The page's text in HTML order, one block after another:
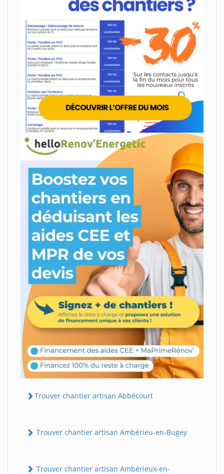
Trouver chantier artisan Abbécourt
Trouver chantier artisan Ambérieu-en-Bugey
Trouver chantier artisan Ambérieux-en-